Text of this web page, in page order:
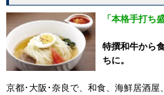
「本格手打ち
特撰和牛から
ちに。
京都･大阪･奈良で、和食、海鮮居酒屋